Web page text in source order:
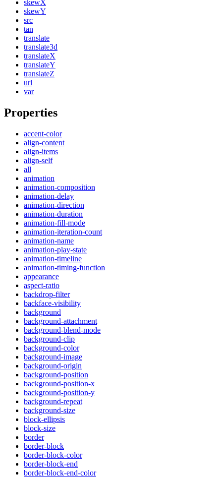
skewX
skewY
src
tan
translate
translate3d
translateX
translateY
translateZ
url
var
Properties
accent-color
align-content
align-items
align-self
all
animation
animation-composition
animation-delay
animation-direction
animation-duration
animation-fill-mode
animation-iteration-count
animation-name
animation-play-state
animation-timeline
animation-timing-function
appearance
aspect-ratio
backdrop-filter
backface-visibility
background
background-attachment
background-blend-mode
background-clip
background-color
background-image
background-origin
background-position
background-position-x
background-position-y
background-repeat
background-size
block-ellipsis
block-size
border
border-block
border-block-color
border-block-end
border-block-end-color